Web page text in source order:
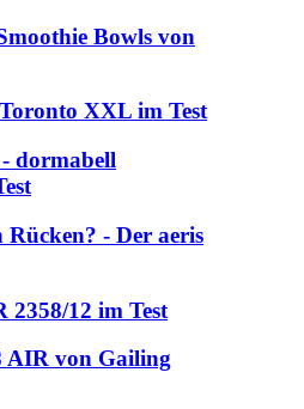
Bowls von
XXL im Test
dormabell
- Der aeris
2358/12 im Test
AIR von Gailing